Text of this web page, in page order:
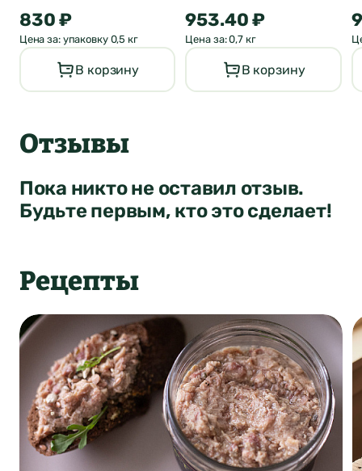
830 ₽
Цена за: упаковку 0,5 кг
В корзину
953.40 ₽
Цена за: 0,7 кг
В корзину
Отзывы
Пока никто не оставил отзыв.
Будьте первым, кто это сделает!
Рецепты
Отправить